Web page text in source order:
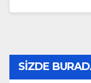
SİZDE